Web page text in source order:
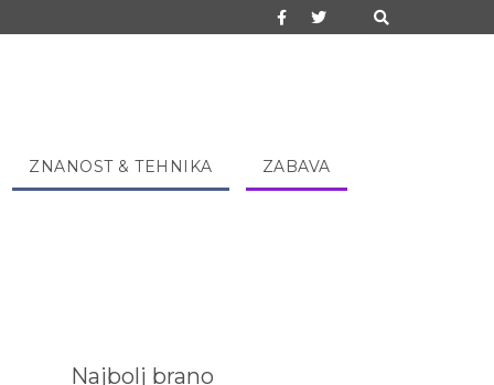
ZNANOST & TEHNIKA ZABAVA
Najbolj brano